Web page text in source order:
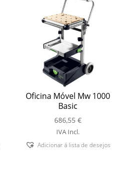
Oficina Móvel Mw 1000
Basic
686,55€
IVA Incl.
Adicionar á lista de desejos